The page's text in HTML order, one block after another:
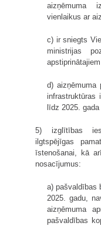
aizņēmuma
vienlaikus ar
c) ir sniegts
ministrijas
d) aizņēmuma
infrastruktūras
līdz 2025.
5) izglītības
ilgtspējīgas
īstenošanai, kā
nosacījumus:
a) pašvaldības
2025. gadu,
aizņēmuma
pašvaldības